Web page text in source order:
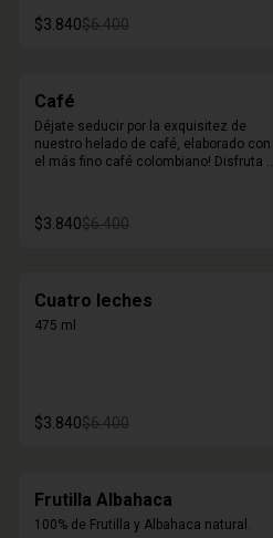
cremosidad del Fior di Latte se combina
perfectamente con los trozos de
deliciosa combinación de sabores. (450
ml)
$3.840$6.400
Café
Déjate seducir por la exquisitez de
nuestro helado de café, elaborado con
el más fino café colombiano! Disfruta
de postre y café en un solo lugar. 450
ml
$3.840$6.400
Cuatro leches
475 ml
$3.840$6.400
Frutilla Albahaca
100% de Frutilla y Albahaca natural.